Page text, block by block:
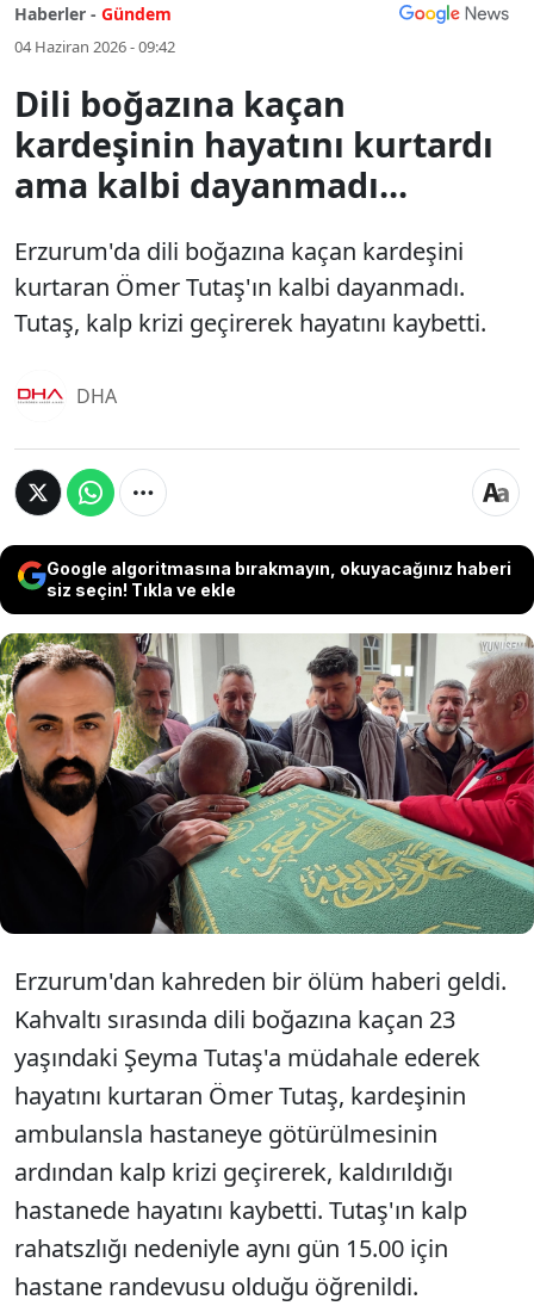
Haberler - Gündem
04 Haziran 2026 - 09:42
Dili boğazına kaçan
kardeşinin hayatını kurtardı
ama kalbi dayanmadı...
Erzurum'da dili boğazına kaçan kardeşini
kurtaran Ömer Tutaş'ın kalbi dayanmadı.
Tutaş, kalp krizi geçirerek hayatını kaybetti.
DHA
Google algoritmasına bırakmayın, okuyacağınız haberi
siz seçin! Tıkla ve ekle
Erzurum'da dili boğazına kaçan
kardeşini kurtaran Ömer Tutaş'ın kalbi
dayanmadı. Tutaş, kalp krizi geçirerek
hayatını kaybetti.
Erzurum'dan kahreden bir ölüm haberi geldi.
Kahvaltı sırasında dili boğazına kaçan 23
yaşındaki Şeyma Tutaş'a müdahale ederek
hayatını kurtaran Ömer Tutaş, kardeşinin
ambulansla hastaneye götürülmesinin
ardından kalp krizi geçirerek, kaldırıldığı
hastanede hayatını kaybetti. Tutaş'ın kalp
rahatszlığı nedeniyle aynı gün 15.00 için
hastane randevusu olduğu öğrenildi.